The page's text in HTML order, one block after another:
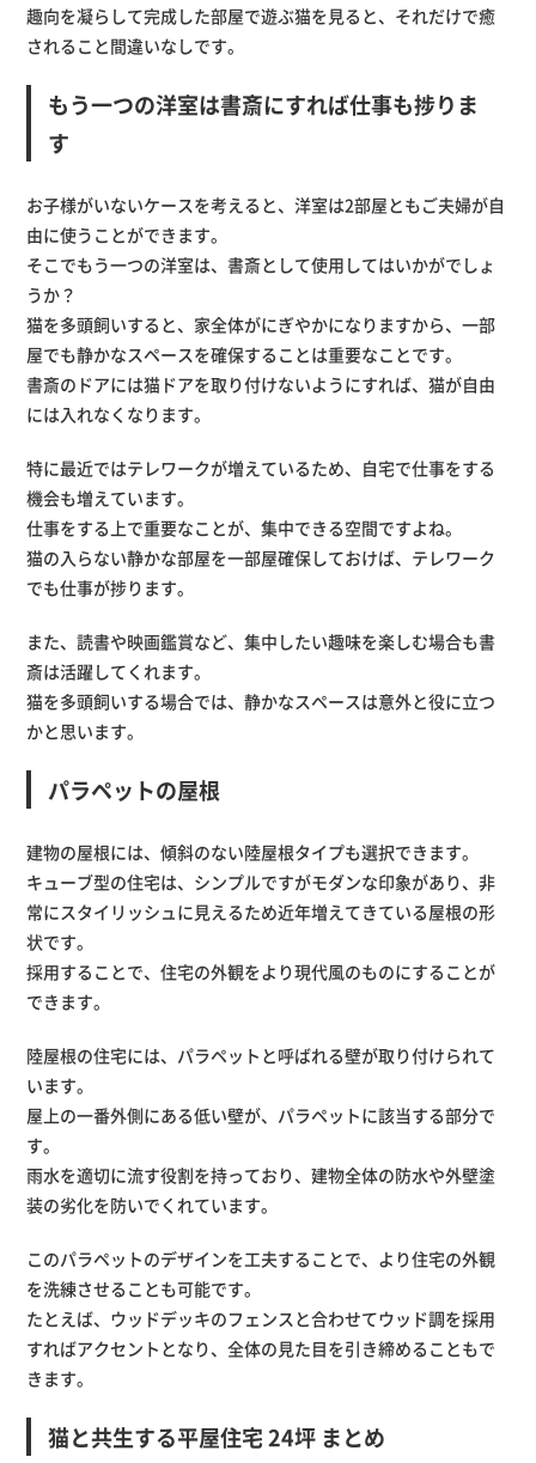
趣向を凝らして完成した部屋で遊ぶ猫を見ると、それだけで癒
されること間違いなしです。
もう一つの洋室は書斎にすれば仕事も捗りま
す
お子様がいないケースを考えると、洋室は2部屋ともご夫婦が自
由に使うことができます。
そこでもう一つの洋室は、書斎として使用してはいかがでしょ
うか？
猫を多頭飼いすると、家全体がにぎやかになりますから、一部
屋でも静かなスペースを確保することは重要なことです。
書斎のドアには猫ドアを取り付けないようにすれば、猫が自由
には入れなくなります。
特に最近ではテレワークが増えているため、自宅で仕事をする
機会も増えています。
仕事をする上で重要なことが、集中できる空間ですよね。
猫の入らない静かな部屋を一部屋確保しておけば、テレワーク
でも仕事が捗ります。
また、読書や映画鑑賞など、集中したい趣味を楽しむ場合も書
斎は活躍してくれます。
猫を多頭飼いする場合では、静かなスペースは意外と役に立つ
かと思います。
パラペットの屋根
建物の屋根には、傾斜のない陸屋根タイプも選択できます。
キューブ型の住宅は、シンプルですがモダンな印象があり、非
常にスタイリッシュに見えるため近年増えてきている屋根の形
状です。
採用することで、住宅の外観をより現代風のものにすることが
できます。
陸屋根の住宅には、パラペットと呼ばれる壁が取り付けられて
います。
屋上の一番外側にある低い壁が、パラペットに該当する部分で
す。
雨水を適切に流す役割を持っており、建物全体の防水や外壁塗
装の劣化を防いでくれています。
このパラペットのデザインを工夫することで、より住宅の外観
を洗練させることも可能です。
たとえば、ウッドデッキのフェンスと合わせてウッド調を採用
すればアクセントとなり、全体の見た目を引き締めることもで
きます。
猫と共生する平屋住宅 24坪 まとめ